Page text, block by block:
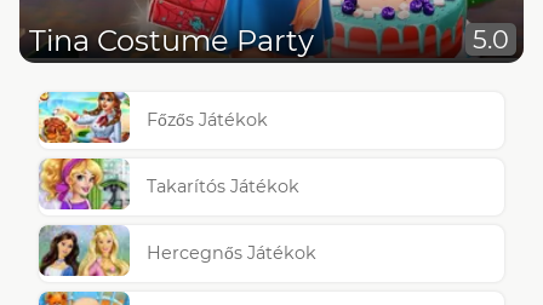
Tina Costume Party 5.0
Főzős Játékok
Takarítós Játékok
Hercegnős Játékok